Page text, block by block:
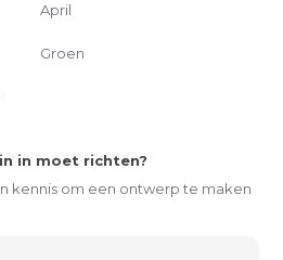
April
Groen
in moet richten?
kennis om een ontwerp te maken